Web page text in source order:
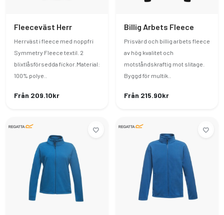
Fleeceväst Herr
Herrväst i fleece med noppfri
Symmetry Fleece textil. 2
blixtlåsförsedda fickor.Material:
100% polye..
Från 209.10kr
Billig Arbets Fleece
Prisvärd och billig arbets fleece
av hög kvalitet och
motståndskraftig mot slitage.
Byggd för multik..
Från 215.90kr